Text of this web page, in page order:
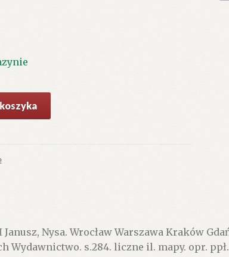
Janusz, Nysa. Wrocław Warszawa Kraków
Wydawnictwo. s.284. liczne il. mapy. opr. ppł.